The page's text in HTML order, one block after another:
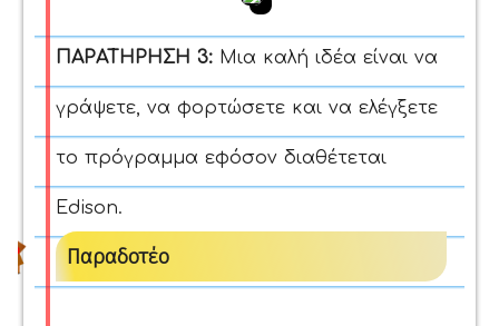
ΠΑΡΑΤΗΡΗΣΗ 3: Μια καλή ιδέα είναι να
γράψετε, να φορτώσετε και να ελέγξετε
το πρόγραμμα εφόσον διαθέτεται
Edison.
Παραδοτέο